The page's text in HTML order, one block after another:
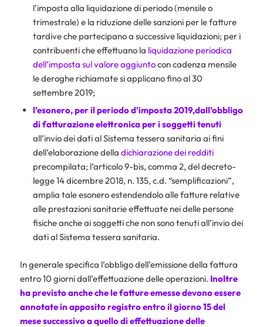
l’imposta alla liquidazione di periodo (mensile o
trimestrale) e la riduzione delle sanzioni per le fatture
tardive che partecipano a successive liquidazioni; per i
contribuenti che effettuano la liquidazione periodica
dell’imposta sul valore aggiuntocon cadenza mensile
le deroghe richiamate si applicano fino al 30
settembre 2019;
l’esonero, per il periodo d’imposta 2019,dall’obbligo
di fatturazione elettronica per i soggetti tenuti
all’invio dei dati al Sistema tessera sanitaria ai fini
dell’elaborazione della dichiarazione dei redditi
precompilata; l’articolo 9-bis, comma 2, del decreto-
legge 14 dicembre 2018, n. 135, c.d. “semplificazioni”,
amplia tale esonero estendendolo alle fatture relative
alle prestazioni sanitarie effettuate nei delle persone
fisiche anche ai soggetti che non sono tenuti all’invio dei
dati al Sistema tessera sanitaria.
In generale specifica l’obbligo dell’emissione della fattura
entro 10 giorni dall’effettuazione delle operazioni. Inoltre
ha previsto anche che le fatture emesse devono essere
annotate in apposito registro entro il giorno 15 del
mese successivo a quello di effettuazione delle